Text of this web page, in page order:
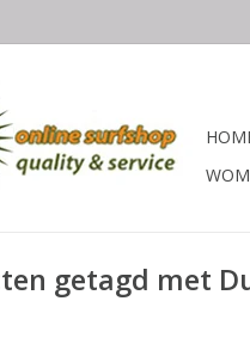
getagd met